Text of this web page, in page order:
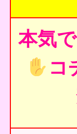
本気
コ